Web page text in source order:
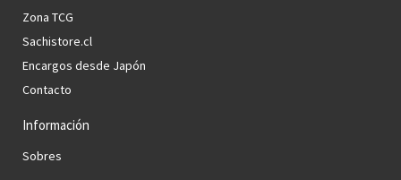
Zona TCG
Sachistore.cl
Encargos desde Japón
Contacto
Información
Sobres